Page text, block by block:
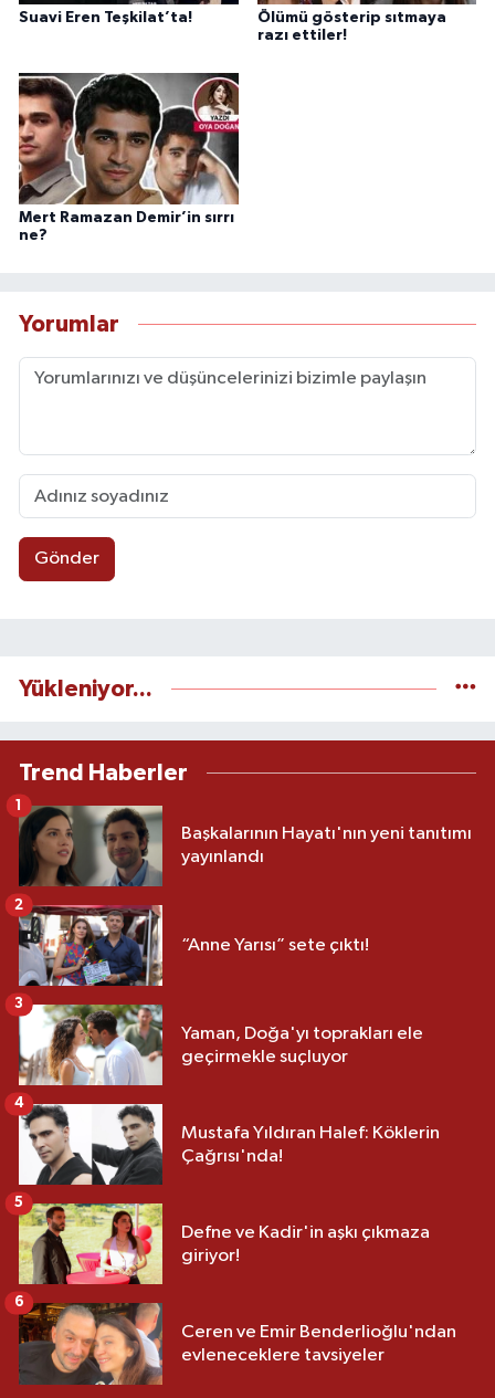
Suavi Eren Teşkilat’ta!
Ölümü gösterip sıtmaya
razı ettiler!
Mert Ramazan Demir’in sırrı
ne?
Yorumlar
Gönder
Yükleniyor...
Trend Haberler
Başkalarının Hayatı'nın yeni tanıtımı
yayınlandı
1
“Anne Yarısı” sete çıktı!
2
Yaman, Doğa'yı toprakları ele
geçirmekle suçluyor
3
Mustafa Yıldıran Halef: Köklerin
Çağrısı'nda!
4
Defne ve Kadir'in aşkı çıkmaza
giriyor!
5
Ceren ve Emir Benderlioğlu'ndan
evleneceklere tavsiyeler
6